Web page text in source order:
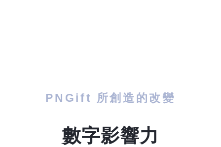
PNGift 所創造的改變
數字影響力